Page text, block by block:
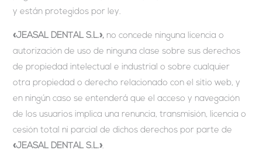
y están protegidos por ley.
«JEASAL DENTAL S.L.», no concede ninguna licencia o
autorización de uso de ninguna clase sobre sus derechos
de propiedad intelectual e industrial o sobre cualquier
otra propiedad o derecho relacionado con el sitio web, y
en ningún caso se entenderá que el acceso y navegación
de los usuarios implica una renuncia, transmisión, licencia o
cesión total ni parcial de dichos derechos por parte de
«JEASAL DENTAL S.L.».